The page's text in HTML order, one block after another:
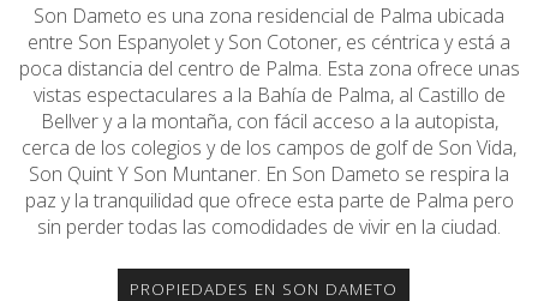
Son Dameto es una zona residencial de Palma ubicada
entre Son Espanyolet y Son Cotoner, es céntrica y está a
poca distancia del centro de Palma. Esta zona ofrece unas
vistas espectaculares a la Bahía de Palma, al Castillo de
Bellver y a la montaña, con fácil acceso a la autopista,
cerca de los colegios y de los campos de golf de Son Vida,
Son Quint Y Son Muntaner. En Son Dameto se respira la
paz y la tranquilidad que ofrece esta parte de Palma pero
sin perder todas las comodidades de vivir en la ciudad.
PROPIEDADES EN SON DAMETO